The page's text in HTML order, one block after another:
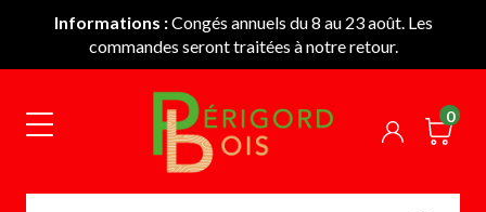
Informations :Congés annuels du 8 au 23 août. Les
commandes seront traitées à notre retour.
0